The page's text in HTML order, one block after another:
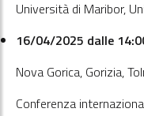
Università di Maribor,
16/04/2025 dalle
Nova Gorica, Gorizia,
Conferenza